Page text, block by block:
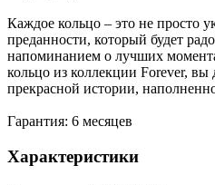
Каждое кольцо – это не просто
преданности, который будет
напоминанием о лучших
кольцо из коллекции Forever, вы
прекрасной истории,
Гарантия: 6 месяцев
Характеристики